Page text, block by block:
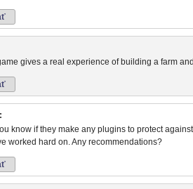
gives a real experience of building a farm
know if they make any plugins to protect
worked hard on. Any recommendations?